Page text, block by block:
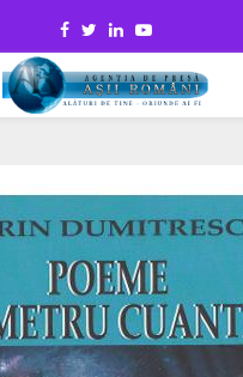
Facebook
TwitterLinkedinYoutube